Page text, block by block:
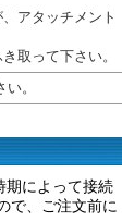
アタッチメント
取って下さい。
。
期によって接続
で、ご注文前に